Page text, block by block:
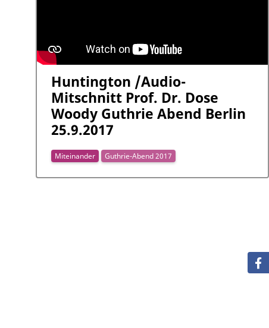
Huntington /Audio-
Mitschnitt Prof. Dr. Dose
Woody Guthrie Abend Berlin
25.9.2017
Miteinander Guthrie-Abend 2017